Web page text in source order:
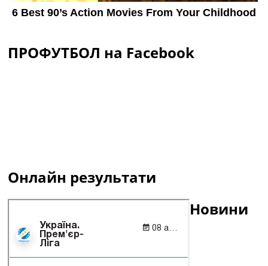
ПРОФУТБОЛ на Facebook
Онлайн результати
Новини